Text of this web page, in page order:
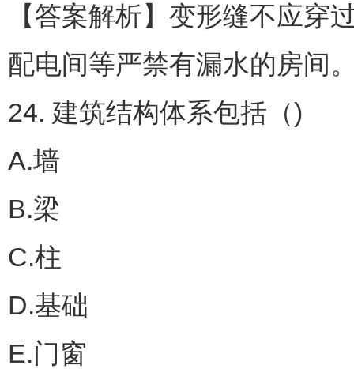
【答案解析】变形缝不应穿
配电间等严禁有漏水的房间
24. 建筑结构体系包括（)
A.墙
B.梁
C.柱
D.基础
E.门窗